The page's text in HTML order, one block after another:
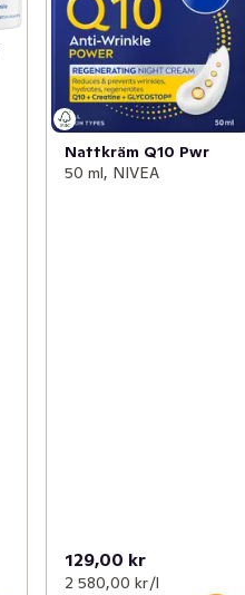
Nattkräm Q10 Pwr
50 ml, NIVEA
129,00 kr
2 580,00 kr /l